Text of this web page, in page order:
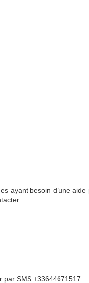
ayant besoin d’une aide
:
par SMS +33644671517.